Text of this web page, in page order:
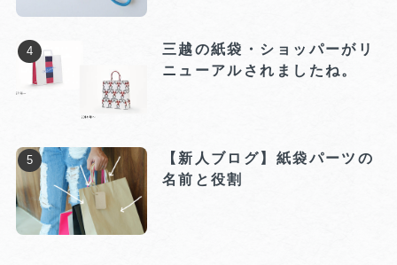
三越の紙袋・ショッパーがリ
ニューアルされましたね。
【新人ブログ】紙袋パーツの
名前と役割